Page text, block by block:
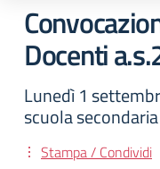
Docenti
Lunedì 1
scuola
Stampa / Condividi